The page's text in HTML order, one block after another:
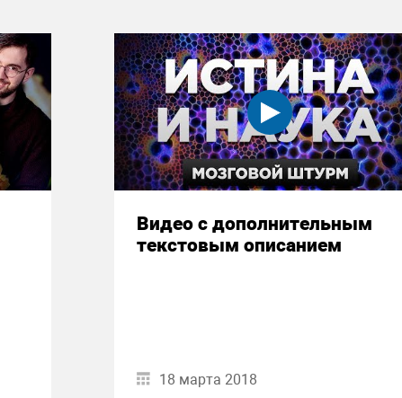
Видео с дополнительным
текстовым описанием
18 марта 2018